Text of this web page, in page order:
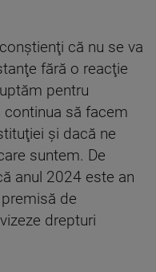
că nu se va
fără o reacţie
pentru
să facem
şi dacă ne
suntem. De
anul 2024 este an
de
drepturi